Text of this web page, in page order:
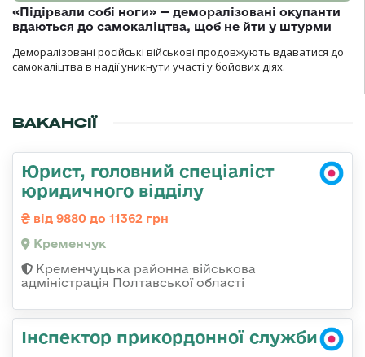
«Підірвали собі ноги» — деморалізовані окупанти
вдаються до самокаліцтва, щоб не йти у штурми
Деморалізовані російські військові продовжують вдаватися до
самокаліцтва в надії уникнути участі у бойових діях.
ВАКАНСІЇ
Юрист, головний спеціаліст
юридичного відділу
від 9880 до 11362 грн
Кременчук
Кременчуцька районна військова
адміністрація Полтавської області
Інспектор прикордонної служби